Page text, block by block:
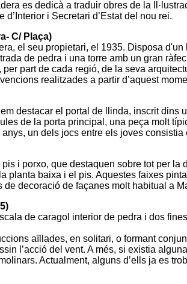
es dedicà a traduir obres de la
i Secretari d’Estat del nou rei.
C/ Plaça)
el seu propietari, el 1935. Disposa
de pedra i una torre amb un gran
part de cada regió, de la seva
realitzades a partir d’aquest
destacar el portal de llinda, inscrit dins
de la porta principal, una peça molt
un dels jocs entre els joves
i porxo, que destaquen sobre tot per
planta baixa i el pis. Aquestes faixes
decoració de façanes molt habitual a
de caragol interior de pedra i dos
aïllades, en solitari, o formant
l’acció del vent. A més, si existia
Actualment, alguns d’ells ja es